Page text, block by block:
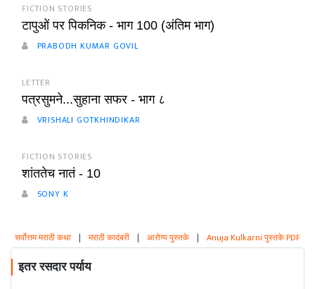
FICTION STORIES
टापुओं पर पिकनिक - भाग 100 (अंतिम भाग)
PRABODH KUMAR GOVIL
LETTER
पत्रसुमने...सुहाना सफर - भाग ८
VRISHALI GOTKHINDIKAR
FICTION STORIES
शांततेच नातं - 10
SONY K
सर्वोत्तम मराठी कथा | मराठी कादंबरी | आरोग्य पुस्तके | Anuja Kulkarni पुस्तके PDF
इतर रसदार पर्याय